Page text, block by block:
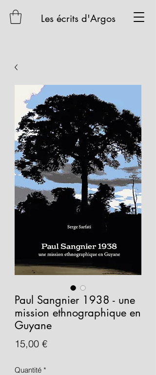
Les écrits d'Argos
Paul Sangnier 1938 - une
mission ethnographique en
Guyane
15,00 €Prix
Quantité *